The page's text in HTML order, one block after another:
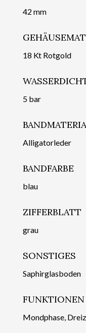
42 mm
18 Kt Rotgold
5 bar
Alligatorleder
BANDFARBE
blau
ZIFFERBLATT
grau
SONSTIGES
Saphirglasboden
FUNKTIONEN
Mondphase,